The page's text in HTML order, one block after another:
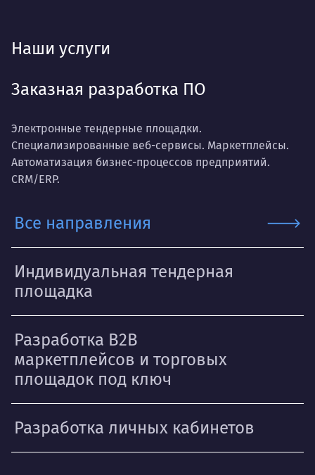
Наши услуги
Заказная разработка ПО
Электронные тендерные площадки.
Специализированные веб-сервисы. Маркетплейсы.
Автоматизация бизнес-процессов предприятий.
CRM/ERP.
Все направления
Индивидуальная тендерная
площадка
Разработка B2B
маркетплейсов и торговых
площадок под ключ
Разработка личных кабинетов